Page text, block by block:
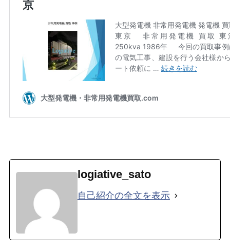
logiative_sato
自己紹介の全文を表示